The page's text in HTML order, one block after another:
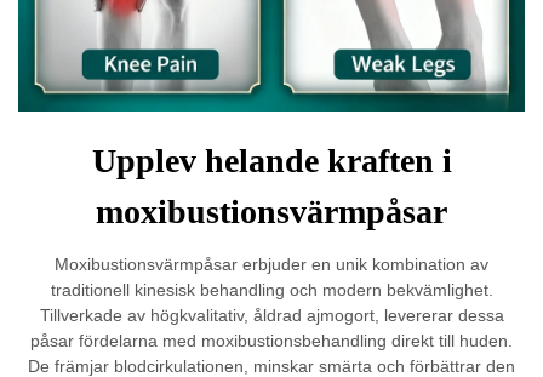
Upplev helande kraften i
moxibustionsvärmpåsar
Moxibustionsvärmpåsar erbjuder en unik kombination av
traditionell kinesisk behandling och modern bekvämlighet.
Tillverkade av högkvalitativ, åldrad ajmogort, levererar dessa
påsar fördelarna med moxibustionsbehandling direkt till huden.
De främjar blodcirkulationen, minskar smärta och förbättrar den